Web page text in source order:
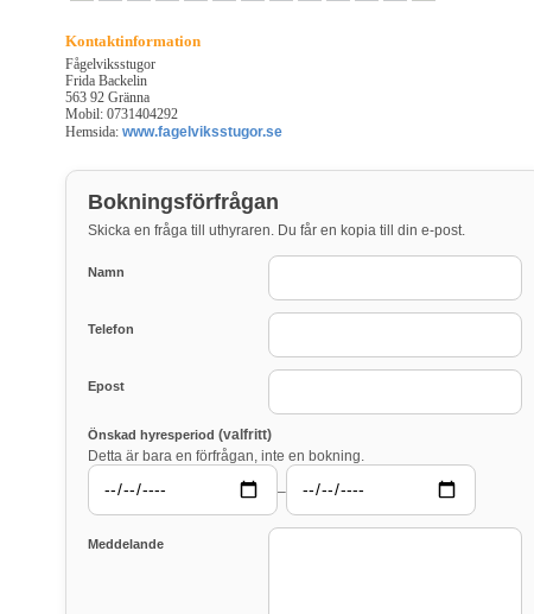
Kontaktinformation
Fågelviksstugor
Frida Backelin
563 92 Gränna
Mobil: 0731404292
Hemsida: www.fagelviksstugor.se
Bokningsförfrågan
Skicka en fråga till uthyraren. Du får en kopia till din e-post.
Namn
Telefon
Epost
Önskad hyresperiod (valfritt)
Detta är bara en förfrågan, inte en bokning.
–
Meddelande